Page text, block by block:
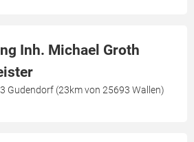
Inh. Michael Groth
Gudendorf (23km von 25693 Wallen)